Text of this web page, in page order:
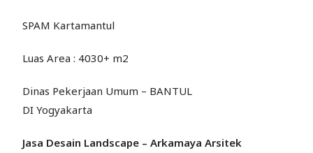
SPAM Kartamantul
Luas Area : 4030+ m2
Dinas Pekerjaan Umum – BANTUL
DI Yogyakarta
Jasa Desain Landscape – Arkamaya Arsitek